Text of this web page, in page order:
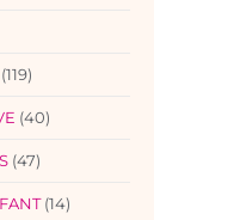
(119)
(40)
(47)
(14)